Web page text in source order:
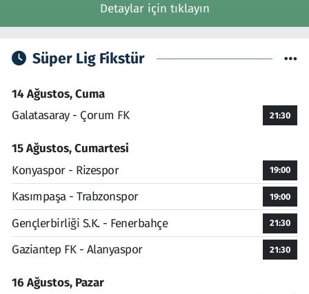
Detaylar için tıklayın
Süper Lig Fikstür
14 Ağustos, Cuma
Galatasaray - Çorum FK
21:30
15 Ağustos, Cumartesi
Konyaspor - Rizespor
19:00
Kasımpaşa - Trabzonspor 19:00
Gençlerbirliği S.K. - Fenerbahçe 21:30
Gaziantep FK - Alanyaspor 21:30
16 Ağustos, Pazar